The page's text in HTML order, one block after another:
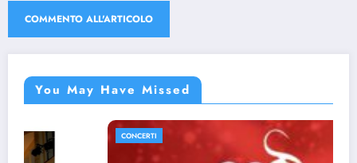
You May Have Missed
CONCERTI